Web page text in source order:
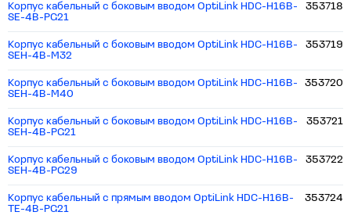
Корпус кабельный c боковым вводом OptiLink HDC-H16B-
SE-4B-PG21
353718
Корпус кабельный c боковым вводом OptiLink HDC-H16B-
SEH-4B-M32
353719
Корпус кабельный c боковым вводом OptiLink HDC-H16B-
SEH-4B-M40
353720
Корпус кабельный c боковым вводом OptiLink HDC-H16B-
SEH-4B-PG21
353721
Корпус кабельный c боковым вводом OptiLink HDC-H16B-
SEH-4B-PG29
353722
Корпус кабельный с прямым вводом OptiLink HDC-H16B-
TE-4B-PG21
353724